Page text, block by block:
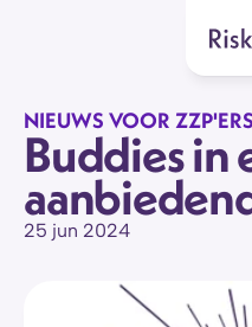
NIEUWS VOOR ZZP'ERS
Buddies in
25 jun 2024